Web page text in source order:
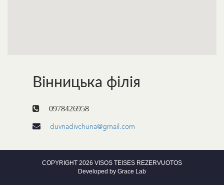
Вінницька філія
0978426958
duvnadivchuna@gmail.com
COPYRIGHT 2026 VISOS TEISES REZERVUOTOS
Developed by Grace Lab